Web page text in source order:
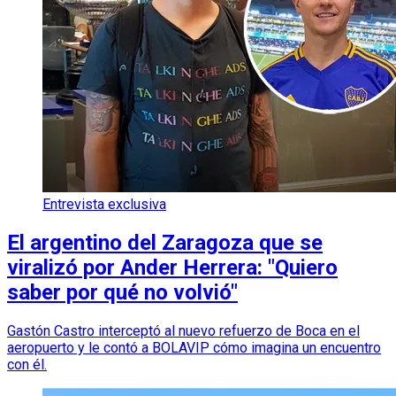
Entrevista exclusiva
El argentino del Zaragoza que se
viralizó por Ander Herrera: "Quiero
saber por qué no volvió"
Gastón Castro interceptó al nuevo refuerzo de Boca en el
aeropuerto y le contó a BOLAVIP cómo imagina un encuentro
con él.